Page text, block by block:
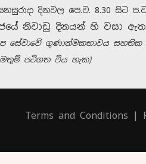
දිනවල පෙ.ව. 8.30 සිට
නිවාඩු දිනයන් හි වසා ඇත.
සේවාවේ ගුණාත්මකභාවය සහතික
පටිගත විය හැක)
Terms and Conditions |
හිතවතී සමඟ
වන්න